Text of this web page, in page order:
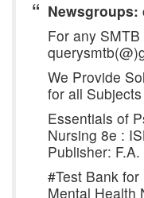
Newsgroups:
For any
We Provide
for all
Essentials of
Nursing 8e :
Publisher:
#Test Bank
Mental Health